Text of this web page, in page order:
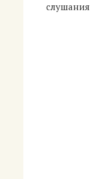
слушания